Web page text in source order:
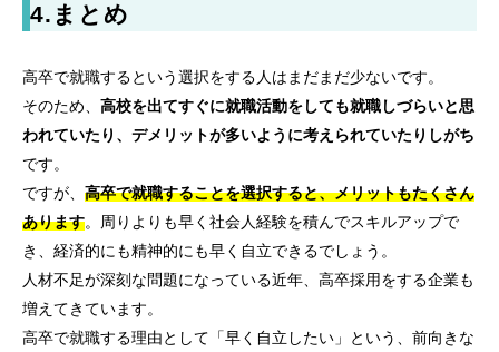
4.まとめ
高卒で就職するという選択をする人はまだまだ少ないです。
そのため、 高校を出てすぐに就職活動をしても就職しづらいと思
われていたり、デメリットが多いように考えられていたりしがち
です。
ですが、 高卒で就職することを選択すると、メリットもたくさん
あります。周りよりも早く社会人経験を積んでスキルアップで
き、経済的にも精神的にも早く自立できるでしょう。
人材不足が深刻な問題になっている近年、高卒採用をする企業も
増えてきています。
高卒で就職する理由として「早く自立したい」という、前向きな